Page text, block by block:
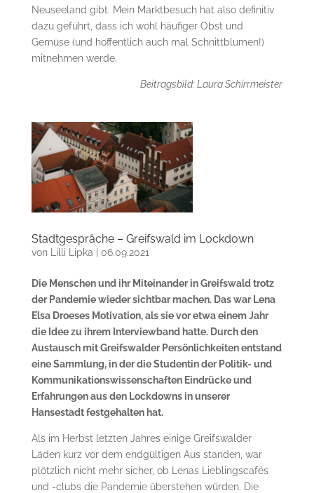
Neuseeland gibt. Mein Marktbesuch hat also definitiv
dazu geführt, dass ich wohl häufiger Obst und
Gemüse (und hoffentlich auch mal Schnittblumen!)
mitnehmen werde.
Beitragsbild: Laura Schirrmeister
Stadtgespräche – Greifswald im Lockdown
von Lilli Lipka 06.09.2021
Die Menschen und ihr Miteinander in Greifswald trotz
der Pandemie wieder sichtbar machen. Das war Lena
Elsa Droeses Motivation, als sie vor etwa einem Jahr
die Idee zu ihrem Interviewband hatte. Durch den
Austausch mit Greifswalder Persönlichkeiten entstand
eine Sammlung, in der die Studentin der Politik- und
Kommunikationswissenschaften Eindrücke und
Erfahrungen aus den Lockdowns in unserer
Hansestadt festgehalten hat.
Als im Herbst letzten Jahres einige Greifswalder
Läden kurz vor dem endgültigen Aus standen, war
plötzlich nicht mehr sicher, ob Lenas Lieblingscafés
und -clubs die Pandemie überstehen würden. Die